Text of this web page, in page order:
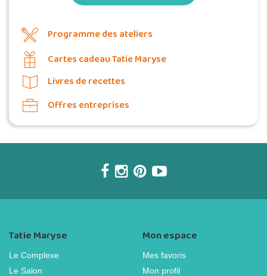
Programme des ateliers
Cartes cadeau Tatie Maryse
Livres de recettes
Offres entreprises
Tatie Maryse
Le Complexe
Le Salon
Mon espace
Mes favoris
Mon profil